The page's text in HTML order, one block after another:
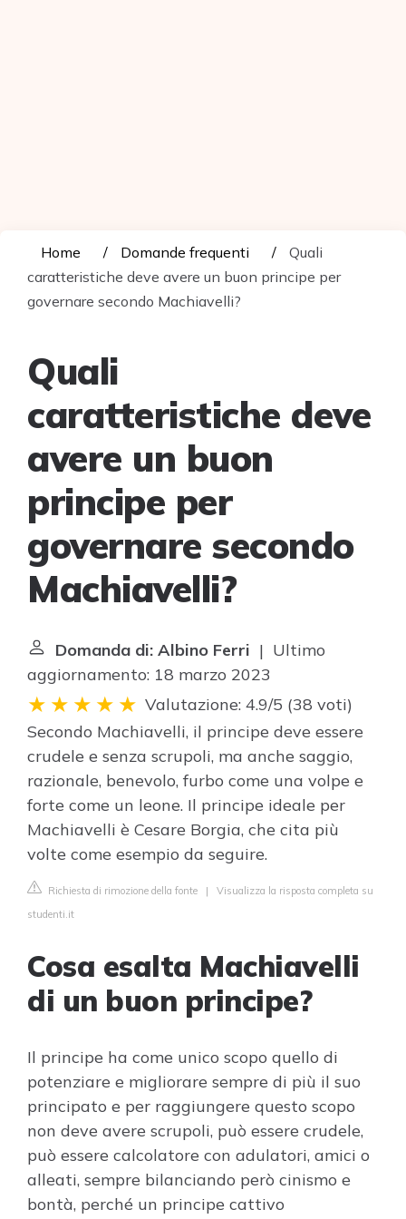
Home Domande frequenti
Quali
caratteristiche deve avere un buon principe per
governare secondo Machiavelli?
Quali
caratteristiche deve
avere un buon
principe per
governare secondo
Machiavelli?
Domanda di: Albino Ferri | Ultimo
aggiornamento: 18 marzo 2023
Valutazione: 4.9/5 (38 voti)
Secondo Machiavelli, il principe deve essere
crudele e senza scrupoli, ma anche saggio,
razionale, benevolo, furbo come una volpe e
forte come un leone. Il principe ideale per
Machiavelli è Cesare Borgia, che cita più
volte come esempio da seguire.
Richiesta di rimozione della fonte | Visualizza la risposta completa su
studenti.it
Cosa esalta Machiavelli
di un buon principe?
Il principe ha come unico scopo quello di
potenziare e migliorare sempre di più il suo
principato e per raggiungere questo scopo
non deve avere scrupoli, può essere crudele,
può essere calcolatore con adulatori, amici o
alleati, sempre bilanciando però cinismo e
bontà, perché un principe cattivo